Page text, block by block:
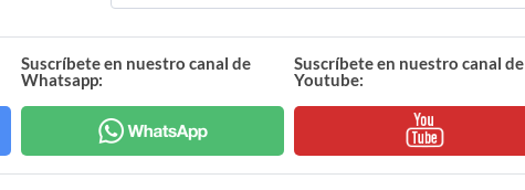
Suscríbete en nuestro canal de
Whatsapp:
Suscríbete en nuestro canal de
Youtube: